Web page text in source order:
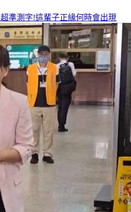
超準測字!這輩子正緣何時會出現